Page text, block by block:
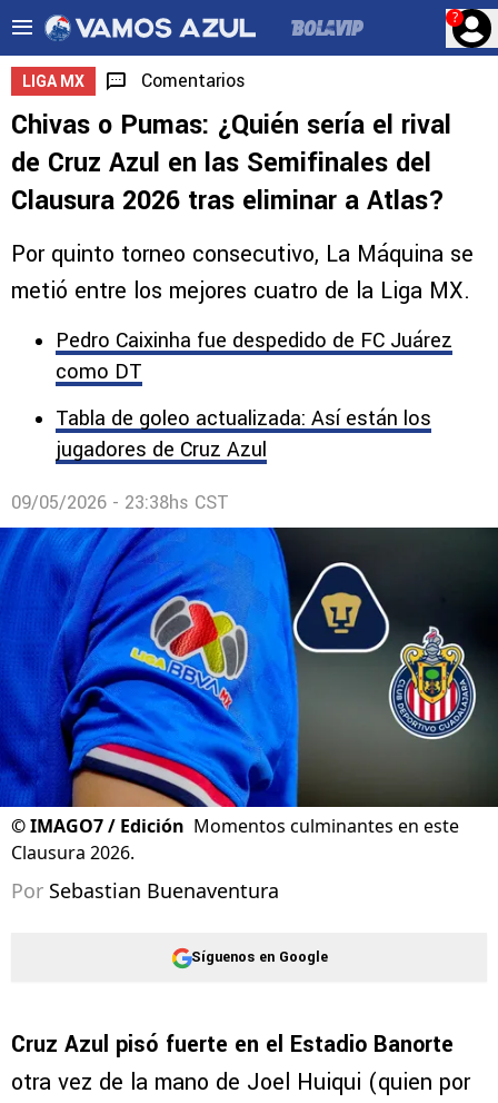
?
LIGA MX Comentarios
Chivas o Pumas: ¿Quién sería el rival
de Cruz Azul en las Semifinales del
Clausura 2026 tras eliminar a Atlas?
Por quinto torneo consecutivo, La Máquina se
metió entre los mejores cuatro de la Liga MX.
Pedro Caixinha fue despedido de FC Juárez
como DT
Tabla de goleo actualizada: Así están los
jugadores de Cruz Azul
09/05/2026 - 23:38hs CST
©IMAGO7 / Edición Momentos culminantes en este
Clausura 2026.
Por Sebastian Buenaventura
Síguenos en Google
Cruz Azul pisó fuerte en el Estadio Banorte
otra vez de la mano de Joel Huiqui (quien por